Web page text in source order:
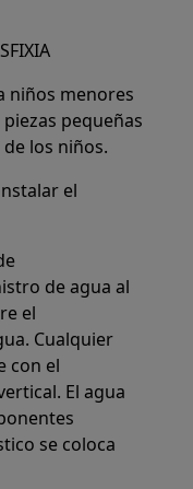
niños menores
pequeñas
los niños.
el
de agua al
el
Cualquier
con el
El agua
se coloca